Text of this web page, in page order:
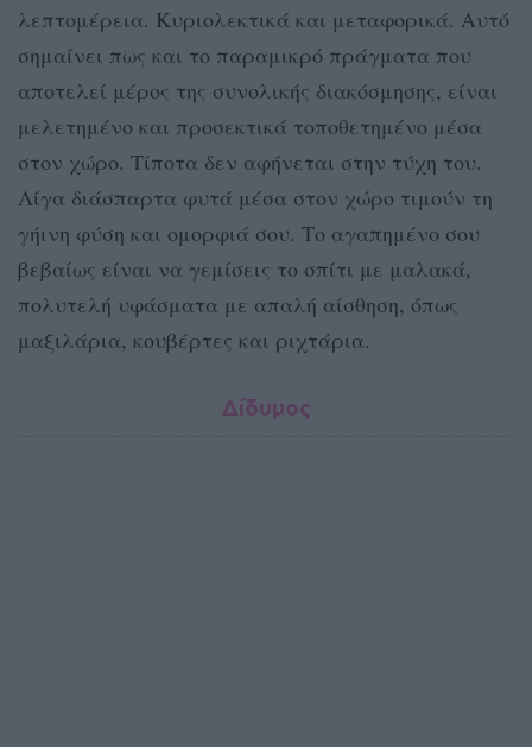
λεπτομέρεια. Κυριολεκτικά και μεταφορικά. Αυτό
σημαίνει πως και το παραμικρό πράγματα που
αποτελεί μέρος της συνολικής διακόσμησης, είναι
μελετημένο και προσεκτικά τοποθετημένο μέσα
στον χώρο. Τίποτα δεν αφήνεται στην τύχη του.
Λίγα διάσπαρτα φυτά μέσα στον χώρο τιμούν τη
γήινη φύση και ομορφιά σου. Το αγαπημένο σου
βεβαίως είναι να γεμίσεις το σπίτι με μαλακά,
πολυτελή υφάσματα με απαλή αίσθηση, όπως
μαξιλάρια, κουβέρτες και ριχτάρια.
Δίδυμος